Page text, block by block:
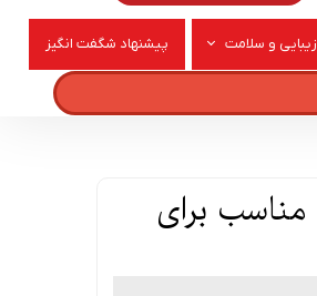
زیبایی و سلامت پیشنهاد شگفت انگیز
آینه جانبی راست خودرو کد 007 مناسب برای